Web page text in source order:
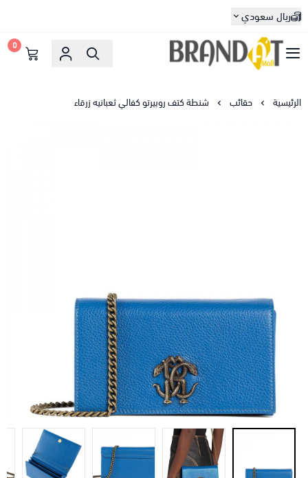
ريال سعودي
براندات مول
0
الرئيسية حقائب شنطة كتف روبيرتو كفالي ثعبانيه زرقاء